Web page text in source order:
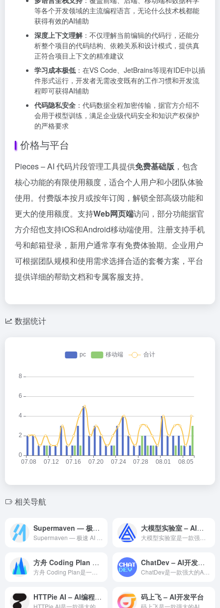
等各个开发领域的主流编程语言，无论什么技术栈都能
获得有效的AI辅助
深度上下文理解：不仅理解当前编辑的代码行，还能分
析整个项目的代码结构、依赖关系和设计模式，提供真
正符合项目上下文的精准建议
学习成本极低 ：在VS Code、JetBrains等现有IDE中以插
件形式运行，开发者无需改变既有的工作习惯和开发流
程即可获得AI辅助
代码隐私安全 ：代码数据全程加密传输，据官方介绍不
会用于模型训练，满足企业级代码安全和知识产权保护
的严格要求
价格与平台
Pieces – AI 代码片段管理工具提供免费基础版 ，包含
核心功能的有限使用额度，适合个人用户和小团队体验
使用。付费版本按月或按年订阅，解锁全部高级功能和
更大的使用额度。支持Web网页端访问，部分功能据官
方介绍也支持iOS和Android移动端使用。注册支持手机
号和邮箱登录，新用户通常享有免费体验期。企业用户
可根据团队规模和使用需求选择合适的套餐方案，平台
提供详细的帮助文档和专属客服支持。
数据统计
相关导航
Supermaven — 极速 AI 代码补全与编程助手 大模型实验室 – AI开发平台
方舟 Coding Plan – AI开发平台 ChatDev – AI开发平台
HTTPie AI – AI编程工具 码上飞 – AI开发平台